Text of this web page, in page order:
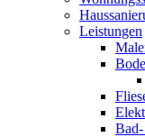
Leistungen